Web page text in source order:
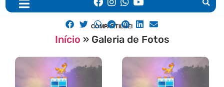
COMPARTILHE!
Início » Galeria de Fotos